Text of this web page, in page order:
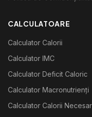
CALCULATOARE
Calculator Calorii
Calculator IMC
Calculator Deficit Caloric
Calculator Macronutrienți
Calculator Calorii